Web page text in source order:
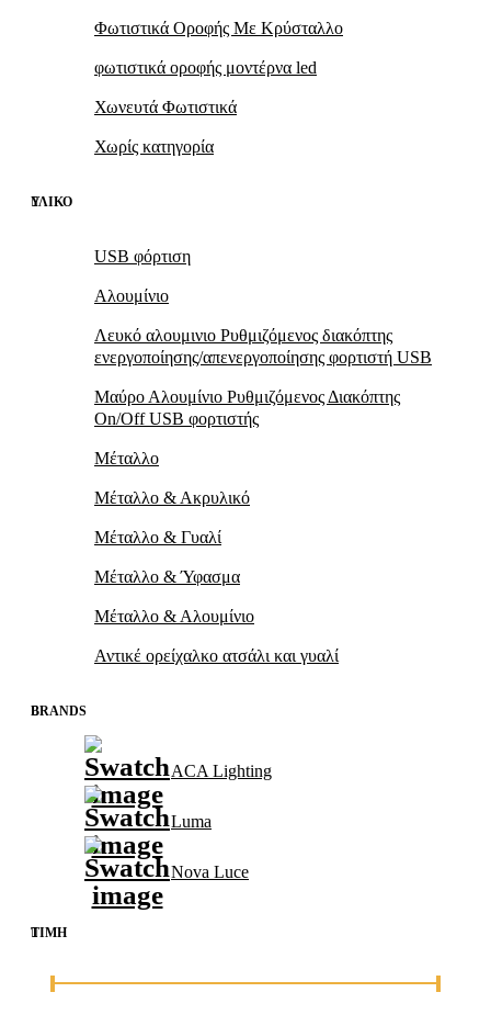
Φωτιστικά Οροφής Mε Kρύσταλλο
φωτιστικά οροφής μοντέρνα led
Χωνευτά Φωτιστικά
Χωρίς κατηγορία
ΥΛΙΚΌ
USB φόρτιση
Αλουμίνιο
Λευκό αλουμινιο Ρυθμιζόμενος διακόπτης
ενεργοποίησης/απενεργοποίησης φορτιστή USB
Μαύρο Αλουμίνιο Ρυθμιζόμενος Διακόπτης
On/Off USB φορτιστής
Μέταλλο
Μέταλλο & Ακρυλικό
Μέταλλο & Γυαλί
Μέταλλο & Ύφασμα
Μέταλλο & Αλουμίνιο
Αντικέ ορείχαλκο ατσάλι και γυαλί
BRANDS
ACA Lighting
Luma
Nova Luce
ΤΙΜΉ